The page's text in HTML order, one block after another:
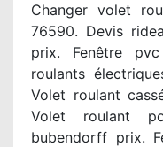
Changer volet
76590. Devis
prix. Fenêtre
roulants
Volet roulant
Volet roulant
bubendorff prix.